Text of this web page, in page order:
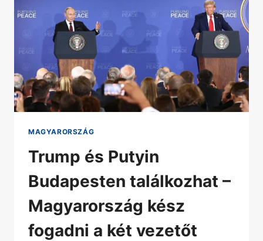
MAGYARORSZÁG
Trump és Putyin
Budapesten találkozhat –
Magyarország kész
fogadni a két vezetőt